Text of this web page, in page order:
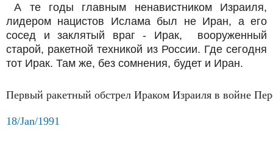
А те годы главным ненавистником Израиля,
лидером нацистов Ислама был не Иран, а его
сосед и заклятый враг - Ирак, вооруженный
старой, ракетной техникой из России. Где сегодня
тот Ирак. Там же, без сомнения, будет и Иран.
Первый ракетный обстрел Ираком Израиля в войне
18/Jan/1991